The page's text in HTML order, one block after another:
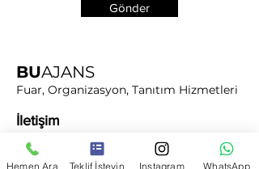
Gönder
BUAJANS
Fuar, Organizasyon, Tanıtım Hizmetleri
İletişim
Rasimpaşa Mahallesi,
Halitağa Caddesi,
Hemen Ara Teklif İsteyin Instagram WhatsApp